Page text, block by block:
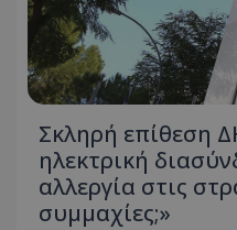
Σκληρή επίθεση
ηλεκτρική
αλλεργία στις
συμμαχίες;»